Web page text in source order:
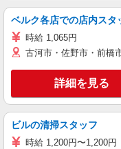
ベルク各店での店内スタ
時給 1,065円
古河市・佐野市・前橋
詳細を見る
ビルの清掃スタッフ
時給 1,200円〜1,200円